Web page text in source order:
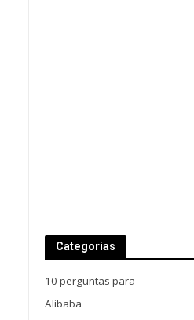
Categorias
10 perguntas para
Alibaba